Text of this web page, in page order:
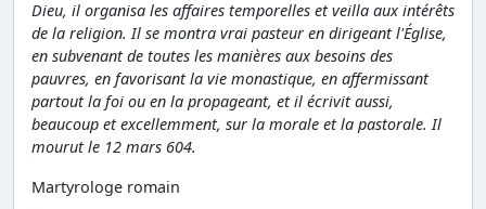
Dieu, il organisa les affaires temporelles et veilla aux intérêts
de la religion. Il se montra vrai pasteur en dirigeant l'Église,
en subvenant de toutes les manières aux besoins des
pauvres, en favorisant la vie monastique, en affermissant
partout la foi ou en la propageant, et il écrivit aussi,
beaucoup et excellemment, sur la morale et la pastorale. Il
mourut le 12 mars 604.
Martyrologe romain